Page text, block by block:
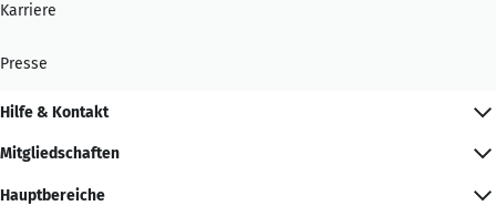
Karriere
Presse
Hilfe & Kontakt
Mitgliedschaften
Hauptbereiche